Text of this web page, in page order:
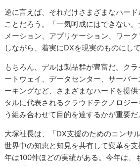
逆に言えば、それだけさまざまなハード
ことだろう。「一気呵成にはできない
メーション、アプリケーション、ワー
しながら、着実にDXを現実のものにして
もちろん、デルは製品群が豊富だ。ク
ートウェイ、データセンター、サーバ
ーキングなど、さまざまなハードを提
タルに代表されるクラウドテクノロジ
う組み合わせて目的を達するかが重要だ
大塚社長は、「DX支援のためのコンサ
世界中の知恵と知見を共有して変革を
年は100件ほどの実績がある。今年は、